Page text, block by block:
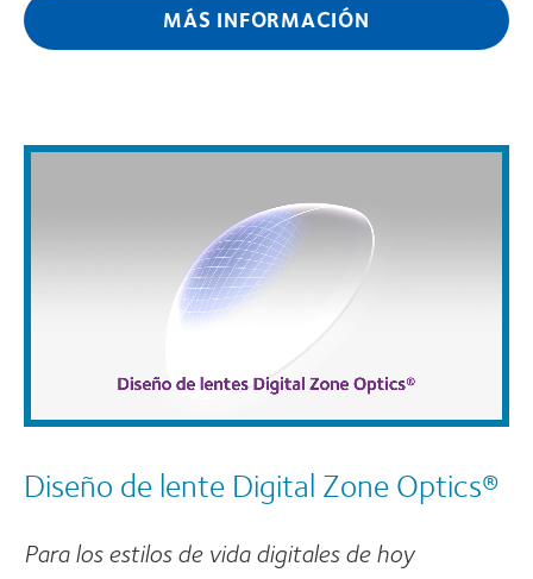
MÁS INFORMACIÓN
Diseño de lente Digital Zone Optics®
Para los estilos de vida digitales de hoy